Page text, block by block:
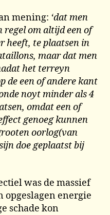
mening: ‘dat men
regel om altijd een of
heeft, te plaatsen in
maar dat men
het terreyn
de een of andere kant
noyt minder als 4
omdat een of
genoeg kunnen
oorlog(van
doe geplaatst bij
was de massief
opgeslagen energie
schade kon